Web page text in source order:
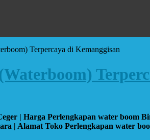
Terpercaya di Kemanggisan
| Harga Perlengkapan water boom
| Alamat Toko Perlengkapan water